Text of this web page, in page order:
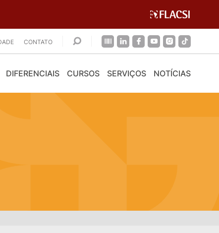
CONTATO
DIFERENCIAIS CURSOS SERVIÇOS NOTÍCIAS